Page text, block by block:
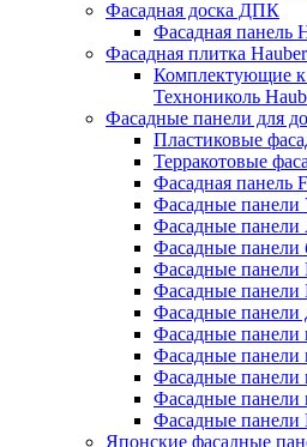
Фасадная доска ДПК
Фасадная панель
Фасадная плитка
Комплектующие к
Технониколь
Фасадные панели для
Пластиковые
Терракотовые
Фасадная панель
Фасадные панели
Фасадные панели
Фасадные панели
Фасадные панели
Фасадные панели
Фасадные панели
Фасадные панели
Фасадные панели
Фасадные панели
Фасадные панели
Фасадные панели
Японские фасадные